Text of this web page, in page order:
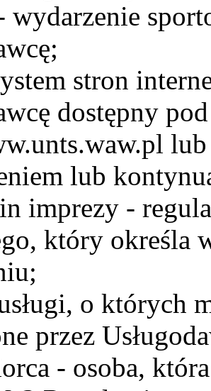
wydarzenie
stron
dostępny
lub
lub
imprezy -
który określa
o których
przez
- osoba,